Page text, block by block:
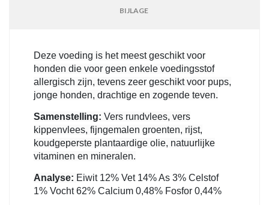
BIJLAGE
Deze voeding is het meest geschikt voor
honden die voor geen enkele voedingsstof
allergisch zijn, tevens zeer geschikt voor pups,
jonge honden, drachtige en zogende teven.
Samenstelling: Vers rundvlees, vers
kippenvlees, fijngemalen groenten, rijst,
koudgeperste plantaardige olie, natuurlijke
vitaminen en mineralen.
Analyse: Eiwit 12% Vet 14%As 3% Celstof
1% Vocht 62% Calcium 0,48% Fosfor 0,44%